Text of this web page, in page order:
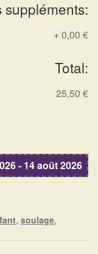
du monde invisible
de l’Invisible
bouclier
suppléments:
+0,00 €
Total:
25,50 €
- 14 août 2026
, soulage,